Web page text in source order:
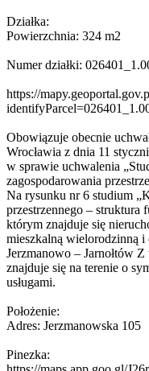
Działka:
Powierzchnia: 324 m2
Numer działki:
https://
Obowiązuje obecnie
Wrocławia z dnia 11
w sprawie uchwalenia
zagospodarowania
Na rysunku nr 6 studium
przestrzennego – struktura
którym znajduje się
mieszkalną wielorodzinną
Jerzmanowo – Jarnołtów
znajduje się na terenie o
usługami.
Położenie:
Adres: Jerzmanowska 105
Pinezka: